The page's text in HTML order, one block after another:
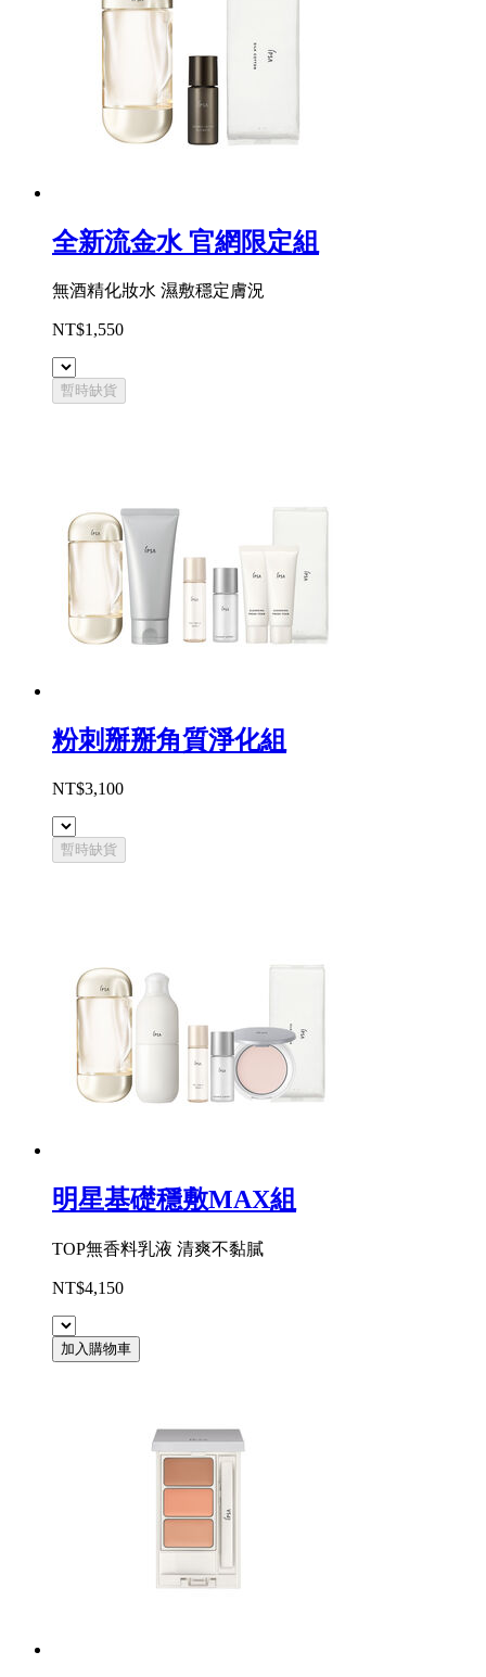
全新流金水 官網限定組
無酒精化妝水 濕敷穩定膚況
NT$1,550
暫時缺貨
粉刺掰掰角質淨化組
NT$3,100
暫時缺貨
明星基礎穩敷MAX組
TOP無香料乳液 清爽不黏膩
NT$4,150
加入購物車